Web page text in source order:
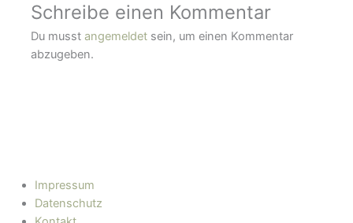
Schreibe einen Kommentar
Du musst angemeldet sein, um einen Kommentar
abzugeben.
Impressum
Datenschutz